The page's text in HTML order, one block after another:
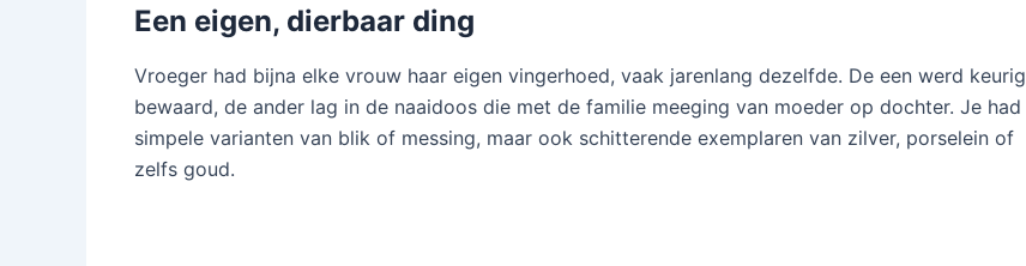
Een eigen, dierbaar ding
Vroeger had bijna elke vrouw haar eigen vingerhoed, vaak jarenlang dezelfde. De een werd keurig
bewaard, de ander lag in de naaidoos die met de familie meeging van moeder op dochter. Je had
simpele varianten van blik of messing, maar ook schitterende exemplaren van zilver, porselein of
zelfs goud.